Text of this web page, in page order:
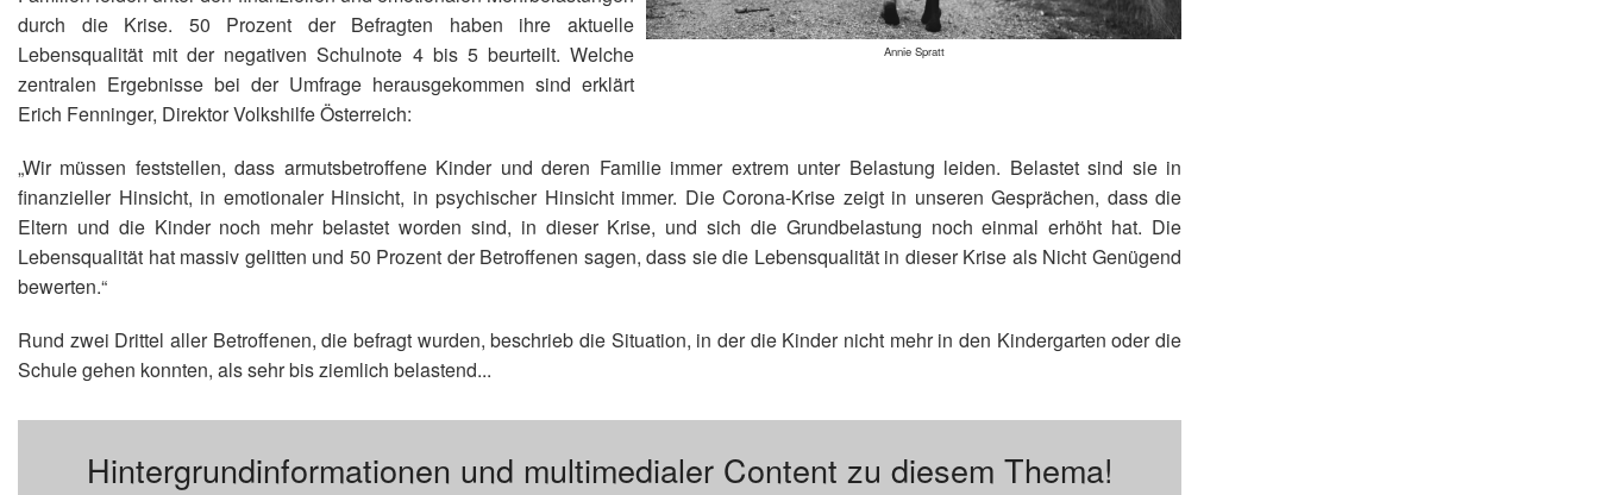
Annie Spratt
durch die Krise. 50 Prozent der Befragten haben ihre aktuelle
Lebensqualität mit der negativen Schulnote 4 bis 5 beurteilt. Welche
zentralen Ergebnisse bei der Umfrage herausgekommen sind erklärt
Erich Fenninger, Direktor Volkshilfe Österreich:
„Wir müssen feststellen, dass armutsbetroffene Kinder und deren Familie immer extrem unter Belastung leiden. Belastet sind sie in
finanzieller Hinsicht, in emotionaler Hinsicht, in psychischer Hinsicht immer. Die Corona-Krise zeigt in unseren Gesprächen, dass die
Eltern und die Kinder noch mehr belastet worden sind, in dieser Krise, und sich die Grundbelastung noch einmal erhöht hat. Die
Lebensqualität hat massiv gelitten und 50 Prozent der Betroffenen sagen, dass sie die Lebensqualität in dieser Krise als Nicht Genügend
bewerten.“
Rund zwei Drittel aller Betroffenen, die befragt wurden, beschrieb die Situation, in der die Kinder nicht mehr in den Kindergarten oder die
Schule gehen konnten, als sehr bis ziemlich belastend...
Hintergrundinformationen und multimedialer Content zu diesem Thema!